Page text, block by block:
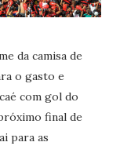
da camisa de
o gasto e
com gol do
final de
para as